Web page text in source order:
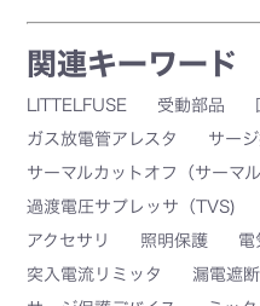
関連キーワード
LITTELFUSE 受動部品
ガス放電管アレスタ
サー
サーマルカットオフ（サーマル
過渡電圧サプレッサ（TVS)
アクセサリ
照明保護
電
突入電流リミッタ
漏電遮